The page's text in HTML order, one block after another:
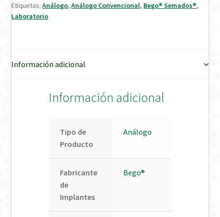
Verification Required
Etiquetas:Análogo,Análogo Convencional, Bego® Semados®,
Laboratorio
Información adicional
Información adicional
Tipo de
Producto
Análogo
Fabricante
de
Implantes
Bego®